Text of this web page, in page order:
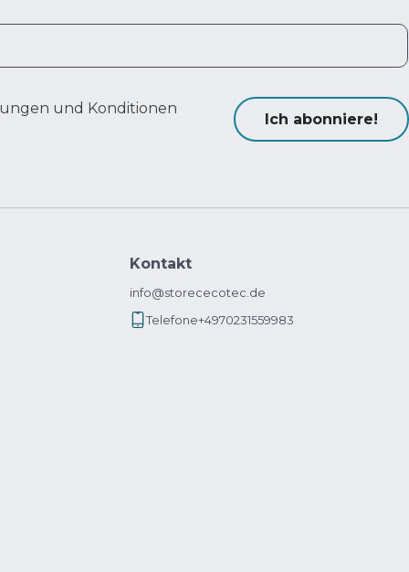
und Konditionen
Ich abonniere!
Kontakt
info@storececotec.de
Telefone+4970231559983